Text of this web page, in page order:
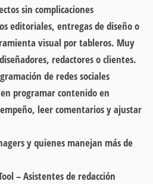
sin complicaciones
editoriales, entregas de diseño o
visual por tableros. Muy
redactores o clientes.
de redes sociales
programar contenido en
leer comentarios y ajustar
y quienes manejan más de
– Asistentes de redacción